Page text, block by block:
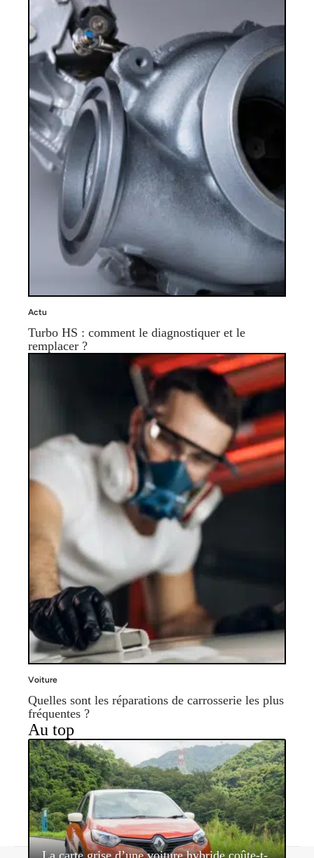
Actu
Turbo HS : comment le diagnostiquer et le
remplacer ?
Voiture
Quelles sont les réparations de carrosserie les plus
fréquentes ?
Au top
La carte grise d’une voiture hybride coûte-t-